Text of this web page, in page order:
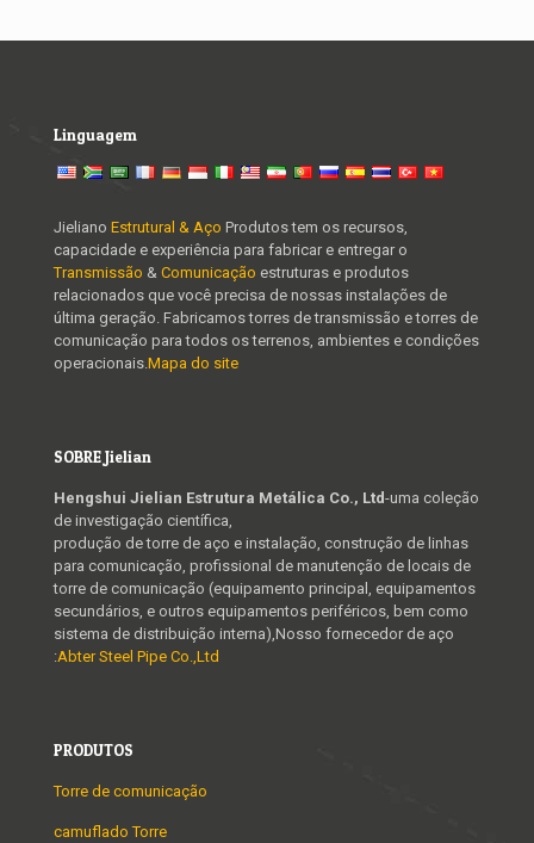
Linguagem
Jieliano Estrutural & Aço Produtos tem os recursos,
capacidade e experiência para fabricar e entregar o
Transmissão & Comunicação estruturas e produtos
relacionados que você precisa de nossas instalações de
última geração. Fabricamos torres de transmissão e torres de
comunicação para todos os terrenos, ambientes e condições
operacionais.Mapa do site
SOBRE Jielian
Hengshui Jielian Estrutura Metálica Co., Ltd-uma coleção
de investigação científica,
produção de torre de aço e instalação, construção de linhas
para comunicação, profissional de manutenção de locais de
torre de comunicação (equipamento principal, equipamentos
secundários, e outros equipamentos periféricos, bem como
sistema de distribuição interna),Nosso fornecedor de aço
:Abter Steel Pipe Co.,Ltd
PRODUTOS
Torre de comunicação
camuflado Torre